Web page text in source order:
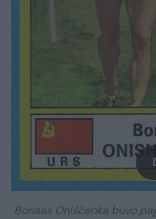
Borisas Oniščenka buvo